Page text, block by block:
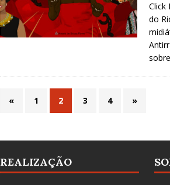
Click
do
« 1 2 3 4 »
REALIZAÇÃO